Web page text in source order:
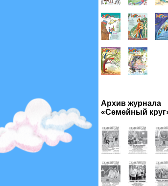
Архив журнала
«Семейный